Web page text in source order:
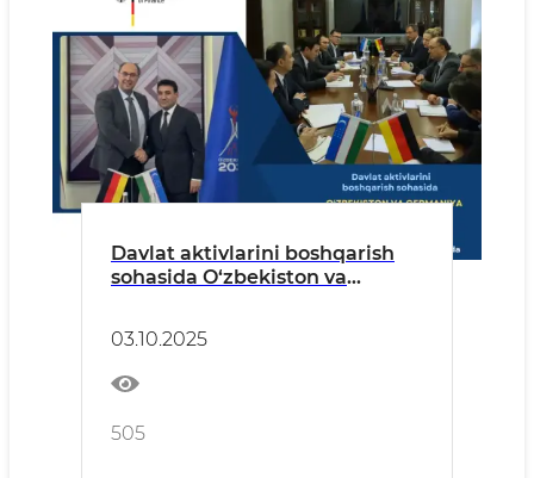
Davlat aktivlarini boshqarish
sohasida O‘zbekiston va
mustahkamlanib, yangi
bosqichga ko‘tarilmoqda
03.10.2025
505